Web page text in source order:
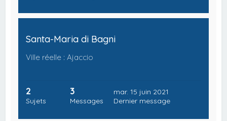
Santa-Maria di Bagni
Ville réelle : Ajaccio
2
Sujets
3
Messages
mar. 15 juin 2021
Dernier message